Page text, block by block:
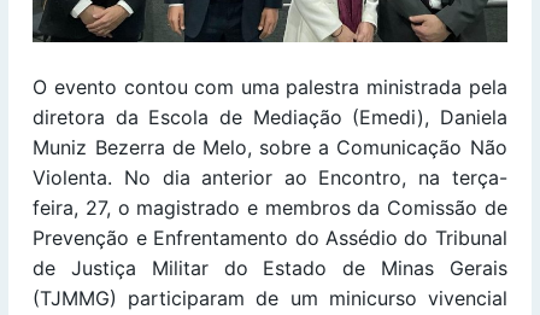
O evento contou com uma palestra ministrada pela
diretora da Escola de Mediação (Emedi), Daniela
Muniz Bezerra de Melo, sobre a Comunicação Não
Violenta. No dia anterior ao Encontro, na terça-
feira, 27, o magistrado e membros da Comissão de
Prevenção e Enfrentamento do Assédio do Tribunal
de Justiça Militar do Estado de Minas Gerais
(TJMMG) participaram de um minicurso vivencial